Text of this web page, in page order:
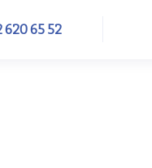
620 65 52